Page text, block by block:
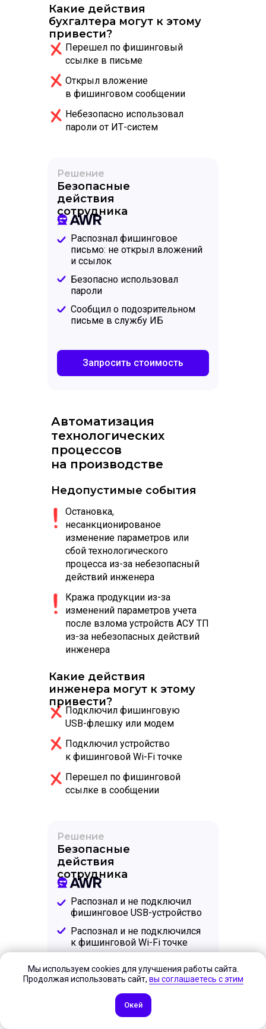
Какие действия
бухгалтера могут к этому
привести?
Перешел по фишинговый
ссылке в письме
Открыл вложение
в фишинговом сообщении
Небезопасно использовал
пароли от ИТ-систем
Решение
Безопасные
действия
сотрудника
Распознал фишинговое
письмо: не открыл вложений
и ссылок
Безопасно использовал
пароли
Запросить стоимость
Сообщил о подозрительном
письме в службу ИБ
Автоматизация
технологических
процессов
на производстве
Недопустимые события
Какие действия
инженера могут к этому
привести?
Кража продукции из-за
изменений параметров учета
после взлома устройств АСУ ТП
из-за небезопасных действий
инженера
Подключил фишинговую
USB-флешку или модем
Подключил устройство
к фишинговой Wi-Fi точке
Перешел по фишинговой
ссылке в сообщении
Решение
Безопасные
действия
сотрудника
Распознал и не подключил
фишинговое USB-устройство
Распознал и не подключился
к фишинговой Wi-Fi точке
Запросить стоимость
письме в службу ИБ
Остановка,
несанкционированое
изменение параметров или
сбой технологического
процесса из-за небезопасный
действий инженера
Мы используем cookies для улучшения работы сайта.
Продолжая использовать сайт, вы соглашаетесь с этим
Окей